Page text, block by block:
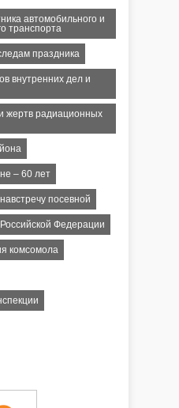
автомобильного и
транспорта
праздника
внутренних дел и
жертв радиационных
– 60 лет
навстречу посевной
Федерации
комсомола